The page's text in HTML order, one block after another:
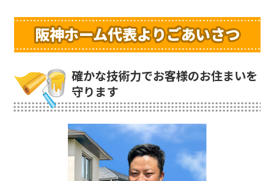
阪神ホーム代表よりごあいさつ
確かな技術力でお客様のお住まいを
守ります